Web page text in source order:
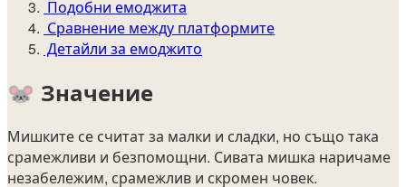
Подобни емоджита
Сравнение между платформите
Детайли за емоджито
🐭 Значение
Мишките се считат за малки и сладки, но също така
срамежливи и безпомощни. Сивата мишка наричаме
незабележим, срамежлив и скромен човек.